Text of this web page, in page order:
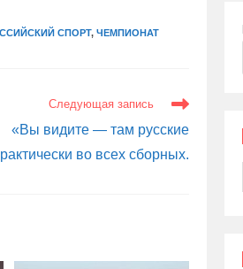
СПОРТ, ЧЕМПИОНАТ
Следующая запись
«Вы видите — там русские
во всех сборных.